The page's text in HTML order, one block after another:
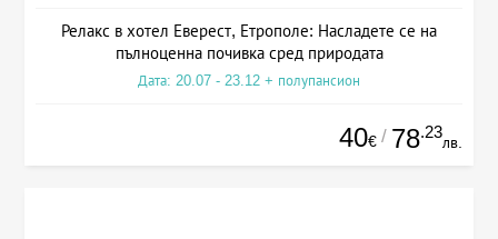
Релакс в хотел Еверест, Етрополе: Насладете се на
пълноценна почивка сред природата
Дата: 20.07 - 23.12 + полупансион
40€ / 78.23
лв.